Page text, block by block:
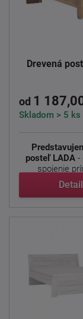
Drevená
od 1
Skladom > 5 ks
posteľ LADA-
spojenie
Detail